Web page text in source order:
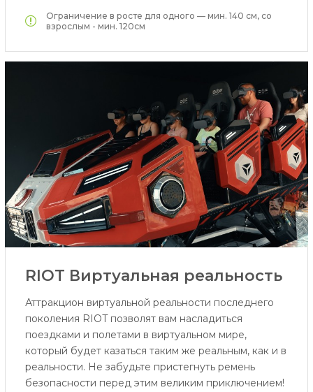
Ограничение в росте для одного — мин. 140 см, со
взрослым - мин. 120см
RIOT Виртуальная реальность
Аттракцион виртуальной реальности последнего
поколения RIOT позволят вам насладиться
поездками и полетами в виртуальном мире,
который будет казаться таким же реальным, как и в
реальности. Не забудьте пристегнуть ремень
безопасности перед этим великим приключением!